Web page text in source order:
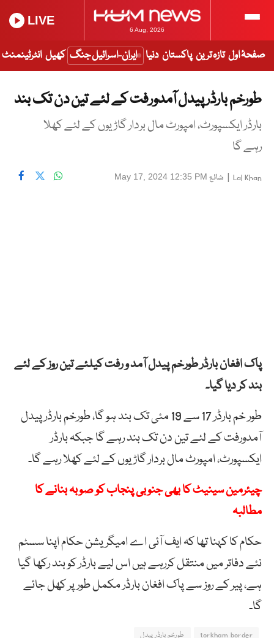
6 Aug, 2026
LIVE
صفحۂ اول تازہ ترین پاکستان دنیا ایران-اسرائیل جنگ کھیل انٹرٹینمنٹ
طورخم بارڈر پیدل آمدورفت کے لئے تین دن تک بند
بارڈر ایکسپورٹ، امپورٹ مال بردار گاڑیوں کے لئے کھلا
رہے گا
Lal Khan
| شائع May 17, 2024 12:35 PM
پاک افغان بارڈر طورخم پیدل آمد و رفت کیلئے تین روز کے لئے
بند کر دیا گیا۔
طور خم بارڈر 17 سے 19 مئی تک بند ہو گا، طورخم بارڈر پیدل
آمدورفت کے لئے تین دن تک بند رہے گا جبکہ بارڈر
ایکسپورٹ، امپورٹ مال بردار گاڑیوں کے لئے کھلا رہے گا۔
چیئرمین سینیٹ کا بھی جنوبی پنجاب کو صوبہ بنانے کا
مطالبہ
حکام کا کہنا تھا کہ ایف آئی اے امیگریشن حکام اپنا سسٹم
نئے دفاتر میں منتقل کررہے ہیں اس لیے بارڈر کو بند رکھا گیا
ہے، پیر کے روز سے پاک افغان بارڈر مکمل طور پر کھل جائے
گا۔
torkham border طورخم بارڈر پیدل